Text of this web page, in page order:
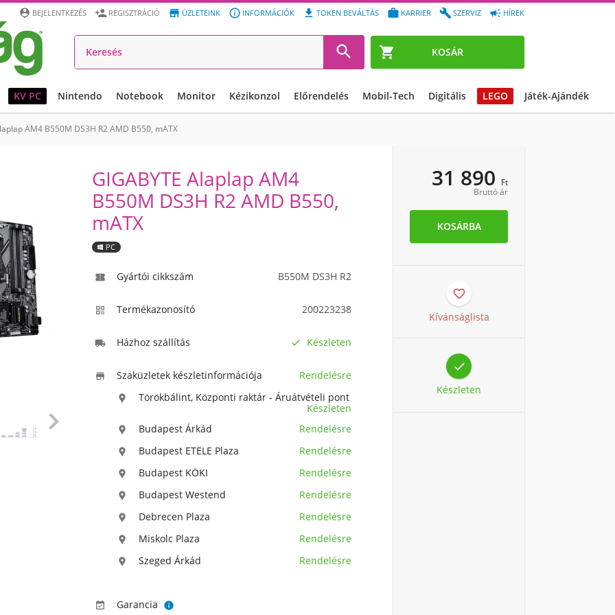
 KOSÁR
 HÍREK
 SZERVIZ
 KARRIER
 TOKEN BEVÁLTÁS
 INFORMÁCIÓK
 ÜZLETEINK
 REGISZTRÁCIÓ
 BEJELENTKEZÉS

KV PC Nintendo Notebook Monitor Kézikonzol Előrendelés Mobil-Tech Digitális LEGO Játék-Ajándék
AM4 B550M DS3H R2 AMD B550, mATX

GIGABYTE Alaplap AM4
B550M DS3H R2 AMD B550,
mATX
PC
 Gyártói cikkszám B550M DS3H R2
 Termékazonosító 200223238
 Házhoz szállítás Készleten

 Szaküzletek készletinformációja Rendelésre

Törökbálint, Központi raktár - Áruátvételi pont
Készleten
 Budapest Árkád Rendelésre
 Budapest ETELE Plaza Rendelésre
 Budapest KÖKI Rendelésre
 Budapest Westend Rendelésre
 Debrecen Plaza Rendelésre
 Miskolc Plaza Rendelésre
 Szeged Árkád Rendelésre
 Garancia 
31 890 Ft
Bruttó ár
KOSÁRBA

Kívánságlista

Készleten